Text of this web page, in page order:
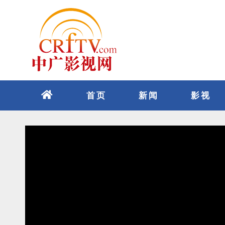
首页 新闻 影视